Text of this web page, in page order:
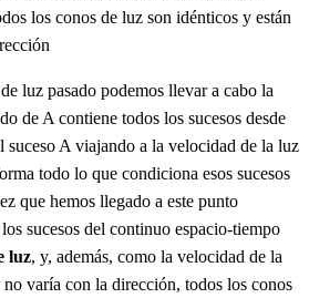
los conos de luz son idénticos y están
luz pasado podemos llevar a cabo la
de A contiene todos los sucesos desde
suceso A viajando a la velocidad de la luz
todo lo que condiciona esos sucesos
que hemos llegado a este punto
sucesos del continuo espacio-tiempo
luz, y, además, como la velocidad de la
varía con la dirección, todos los conos